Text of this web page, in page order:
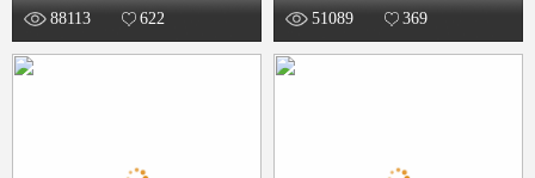
88113
622
51089
369